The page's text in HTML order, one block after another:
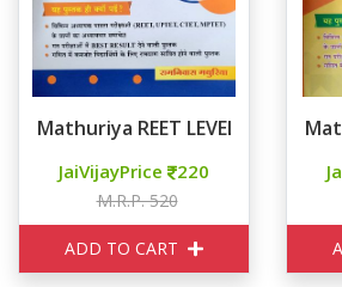
Mathuriya REET LEVEL II गणित
JaiVijayPrice 220
M.R.P. 520
ADD TO CART